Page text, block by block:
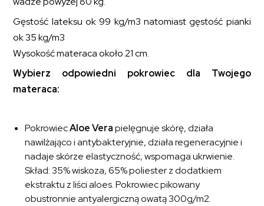
Gęstość lateksu ok 99 kg/m3 natomiast gęstość pianki
ok 35 kg/m3
Wysokość materaca około 21 cm.
Wybierz odpowiedni pokrowiec dla Twojego
materaca:
PokrowiecAloe Verapielęgnuje skórę, działa
nawilżająco i antybakteryjnie, działa regeneracyjnie i
nadaje skórze elastyczność, wspomaga ukrwienie.
Skład: 35% wiskoza, 65% poliester z dodatkiem
ekstraktu z liści aloes. Pokrowiec pikowany
obustronnie antyalergiczną owatą 300g/m2.